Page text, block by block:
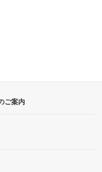
ご案内